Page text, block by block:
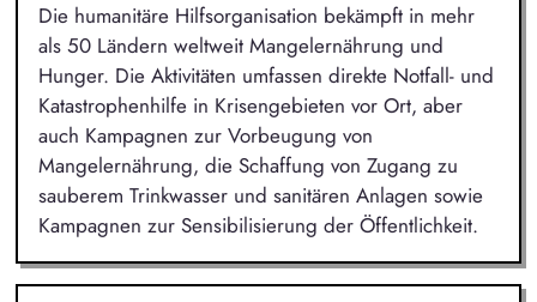
Die humanitäre Hilfsorganisation bekämpft in mehr
als 50 Ländern weltweit Mangelernährung und
Hunger. Die Aktivitäten umfassen direkte Notfall- und
Katastrophenhilfe in Krisengebieten vor Ort, aber
auch Kampagnen zur Vorbeugung von
Mangelernährung, die Schaffung von Zugang zu
sauberem Trinkwasser und sanitären Anlagen sowie
Kampagnen zur Sensibilisierung der Öffentlichkeit.